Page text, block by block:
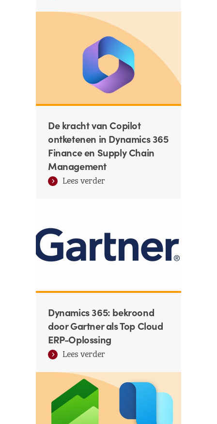
De kracht van Copilot
ontketenen in Dynamics 365
Finance en Supply Chain
Management
Lees verder
Dynamics 365: bekroond
door Gartner als Top Cloud
ERP-Oplossing
Lees verder